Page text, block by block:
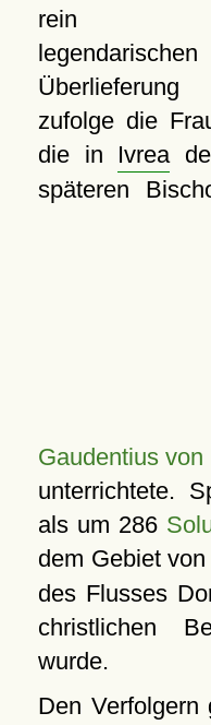
rein
legendarischen
Überlieferung
zufolge die
die in Ivrea
späteren
Gaudentius von
unterrichtete.
als um 286
dem Gebiet
des Flusses
christlichen
wurde.
Den Verfolgern